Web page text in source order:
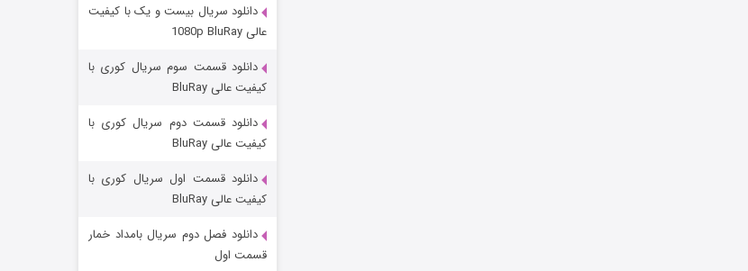
مردگان متحرک: شهر مرده ۳
دانلود سریال بیست و یک با کیفیت
عالی 1080p BluRay
دانلود قسمت سوم سریال کوری با
کیفیت عالی BluRay
دانلود قسمت دوم سریال کوری با
کیفیت عالی BluRay
دانلود قسمت اول سریال کوری با
کیفیت عالی BluRay
دانلود فصل دوم سریال بامداد خمار
قسمت اول